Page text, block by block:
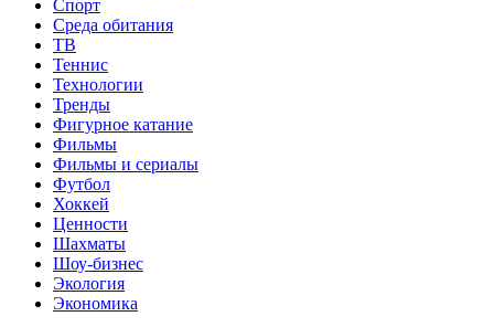
Спорт
Среда обитания
ТВ
Теннис
Технологии
Тренды
Фигурное катание
Фильмы
Фильмы и сериалы
Футбол
Хоккей
Ценности
Шахматы
Шоу-бизнес
Экология
Экономика